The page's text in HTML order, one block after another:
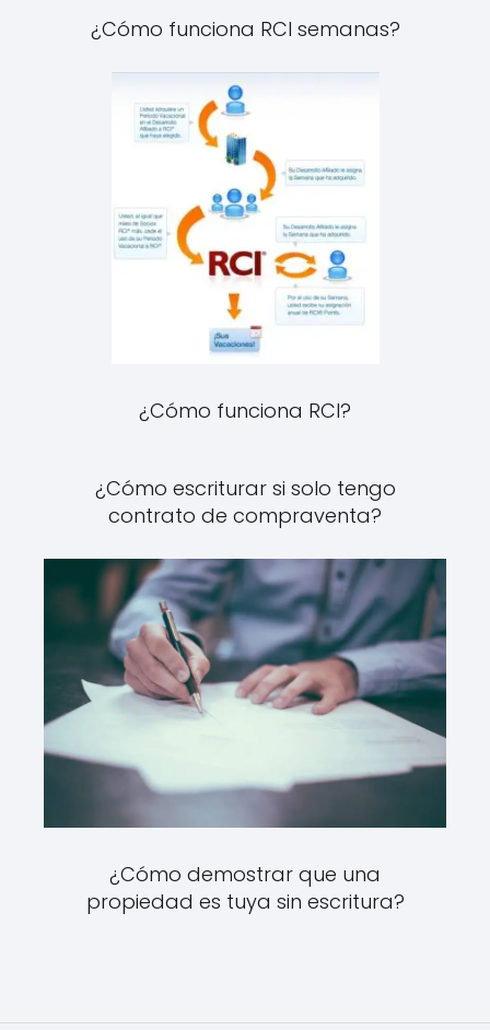
¿Cómo funciona RCI semanas?
¿Cómo funciona RCI?
¿Cómo escriturar si solo tengo
contrato de compraventa?
¿Cómo demostrar que una
propiedad es tuya sin escritura?